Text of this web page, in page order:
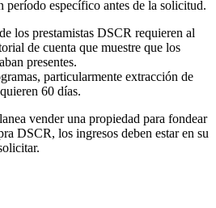
período específico antes de la solicitud.
los prestamistas DSCR requieren al
de cuenta que muestre que los
presentes.
particularmente extracción de
60 días.
vender una propiedad para fondear
DSCR, los ingresos deben estar en su